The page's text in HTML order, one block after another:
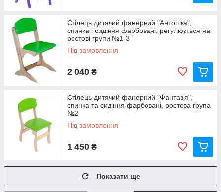
Стілець дитячий фанерний "Антошка",
спинка і сидіння фарбовані, регулюється на
ростові групи №1-3
Під замовлення
2 040 ₴
Стілець дитячий фанерний "Фантазія",
спинка та сидіння фарбовані, ростова група
№2
Під замовлення
1 450 ₴
Показати ще